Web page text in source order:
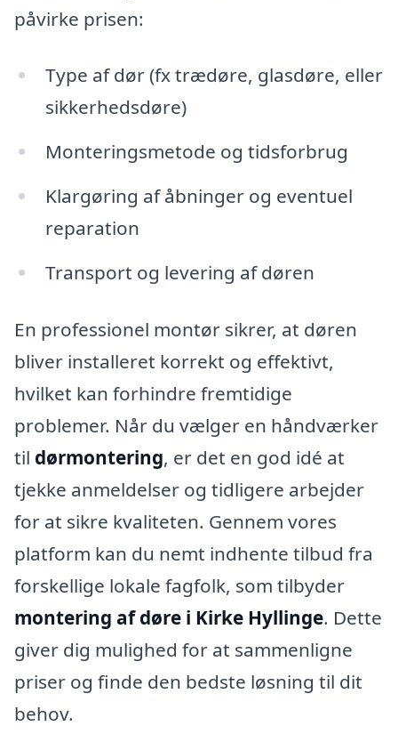
påvirke prisen:
Type af dør (fx trædøre, glasdøre, eller
sikkerhedsdøre)
Monteringsmetode og tidsforbrug
Klargøring af åbninger og eventuel
reparation
Transport og levering af døren
En professionel montør sikrer, at døren
bliver installeret korrekt og effektivt,
hvilket kan forhindre fremtidige
problemer. Når du vælger en håndværker
til dørmontering, er det en god idé at
tjekke anmeldelser og tidligere arbejder
for at sikre kvaliteten. Gennem vores
platform kan du nemt indhente tilbud fra
forskellige lokale fagfolk, som tilbyder
montering af døre i Kirke Hyllinge. Dette
giver dig mulighed for at sammenligne
priser og finde den bedste løsning til dit
behov.